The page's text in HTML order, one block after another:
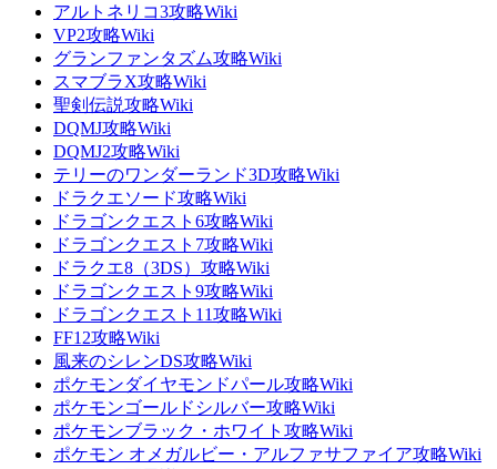
アルトネリコ3攻略Wiki
VP2攻略Wiki
グランファンタズム攻略Wiki
スマブラX攻略Wiki
聖剣伝説攻略Wiki
DQMJ攻略Wiki
DQMJ2攻略Wiki
テリーのワンダーランド3D攻略Wiki
ドラクエソード攻略Wiki
ドラゴンクエスト6攻略Wiki
ドラゴンクエスト7攻略Wiki
ドラクエ8（3DS）攻略Wiki
ドラゴンクエスト9攻略Wiki
ドラゴンクエスト11攻略Wiki
FF12攻略Wiki
風来のシレンDS攻略Wiki
ポケモンダイヤモンドパール攻略Wiki
ポケモンゴールドシルバー攻略Wiki
ポケモンブラック・ホワイト攻略Wiki
ポケモン オメガルビー・アルファサファイア攻略Wiki